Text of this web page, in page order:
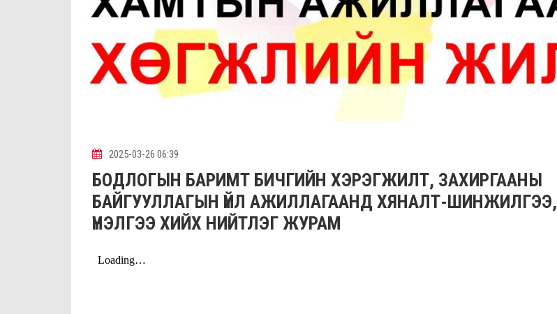
2025-03-26 06:39
БОДЛОГЫН БАРИМТ БИЧГИЙН ХЭРЭГЖИЛТ, ЗАХИРГААНЫ
БАЙГУУЛЛАГЫН ҮЙЛ АЖИЛЛАГААНД ХЯНАЛТ-ШИНЖИЛГЭЭ,
ҮНЭЛГЭЭ ХИЙХ НИЙТЛЭГ ЖУРАМ